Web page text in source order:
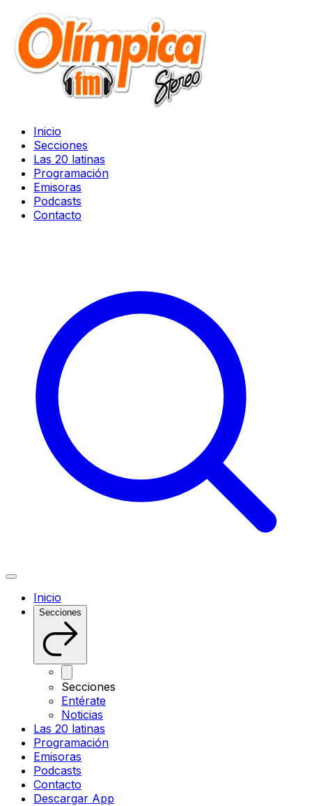
Inicio
Secciones
Las 20 latinas
Programación
Emisoras
Podcasts
Contacto
Inicio
Secciones
Secciones
Entérate
Noticias
Las 20 latinas
Programación
Emisoras
Podcasts
Contacto
Descargar App